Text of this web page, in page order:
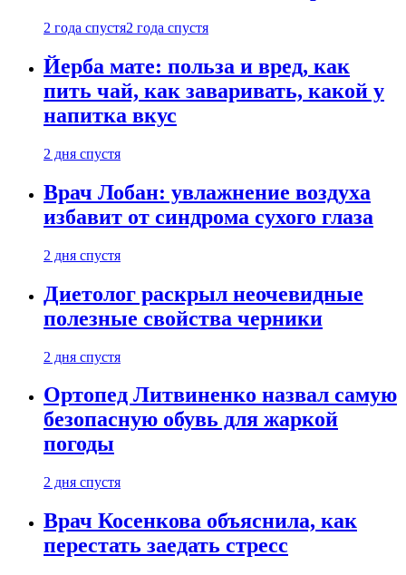
2 года спустя2 года спустя
Йерба мате: польза и вред, как
пить чай, как заваривать, какой у
напитка вкус
2 дня спустя
Врач Лобан: увлажнение воздуха
избавит от синдрома сухого глаза
2 дня спустя
Диетолог раскрыл неочевидные
полезные свойства черники
2 дня спустя
Ортопед Литвиненко назвал самую
безопасную обувь для жаркой
погоды
2 дня спустя
Врач Косенкова объяснила, как
перестать заедать стресс